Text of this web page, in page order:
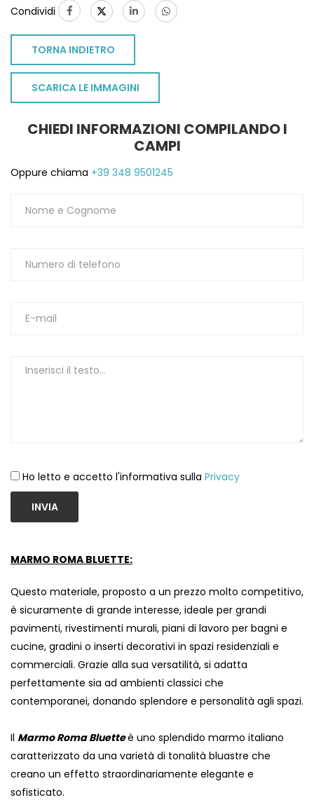
Condividi
TORNA INDIETRO
SCARICA LE IMMAGINI
CHIEDI INFORMAZIONI COMPILANDO I
CAMPI
Oppure chiama +39 348 9501245
Ho letto e accetto l'informativa sulla Privacy
INVIA
MARMO ROMA BLUETTE:
Questo materiale, proposto a un prezzo molto competitivo,
è sicuramente di grande interesse, ideale per grandi
pavimenti, rivestimenti murali, piani di lavoro per bagni e
cucine, gradini o inserti decorativi in ​​spazi residenziali e
commerciali. Grazie alla sua versatilità, si adatta
perfettamente sia ad ambienti classici che
contemporanei, donando splendore e personalità agli spazi.
Il Marmo Roma Bluetteè uno splendido marmo italiano
caratterizzato da una varietà di tonalità bluastre che
creano un effetto straordinariamente elegante e
sofisticato.